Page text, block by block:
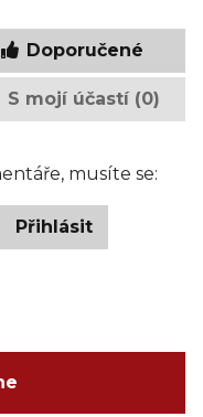
Doporučené
S mojí účastí (0)
musíte se:
Přihlásit